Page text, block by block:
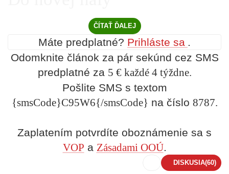
ČÍTAŤ ĎALEJ
Máte predplatné? Prihláste sa .
Odomknite článok za pár sekúnd cez SMS
predplatné za 5 € každé 4 týždne.
Pošlite SMS s textom
{smsCode}C95W6{/smsCode} na číslo 8787.
Zaplatením potvrdíte oboznámenie sa s
VOP a Zásadami OOÚ.
DISKUSIA(60)